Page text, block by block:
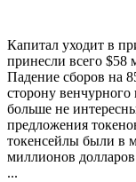
Капитал уходит в
принесли всего $58
Падение сборов на
сторону
больше не
предложения
токенсейлы были в
миллионов долларов
...